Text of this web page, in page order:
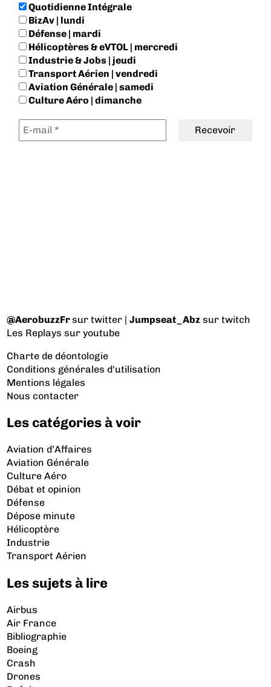
Quotidienne Intégrale
BizAv | lundi
Défense | mardi
Hélicoptères & eVTOL | mercredi
Industrie & Jobs | jeudi
Transport Aérien | vendredi
Aviation Générale | samedi
Culture Aéro | dimanche
@AerobuzzFrsur twitter |Jumpseat_Abz sur twitch
Les Replays sur youtube
Charte de déontologie
Conditions générales d'utilisation
Mentions légales
Nous contacter
Les catégories à voir
Aviation d’Affaires
Aviation Générale
Culture Aéro
Débat et opinion
Défense
Dépose minute
Hélicoptère
Industrie
Transport Aérien
Les sujets à lire
Airbus
Air France
Bibliographie
Boeing
Crash
Drones